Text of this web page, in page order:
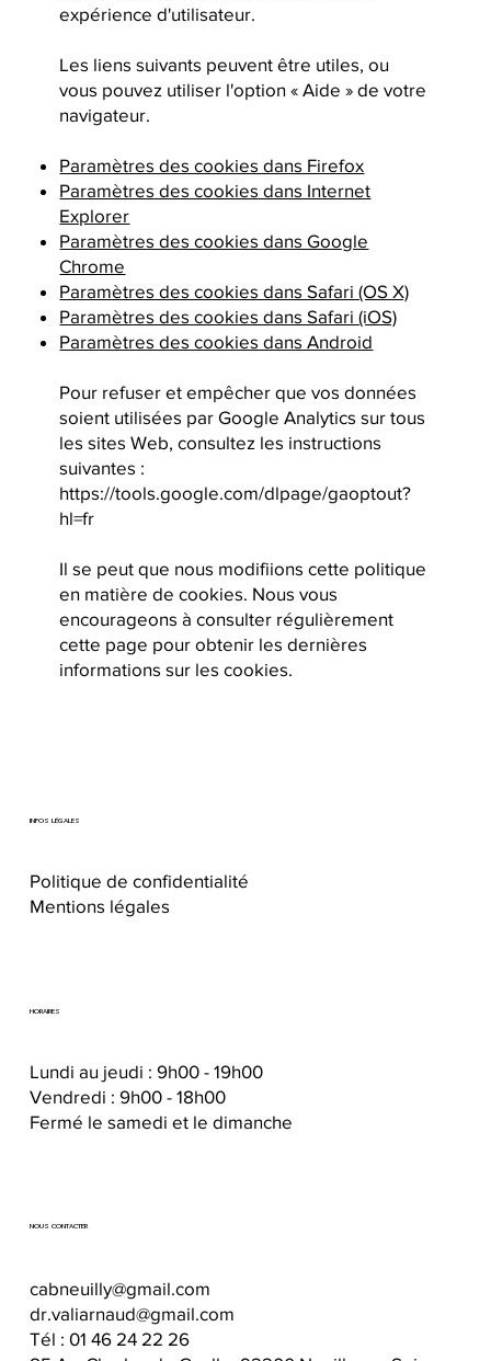
expérience d'utilisateur.
Les liens suivants peuvent être utiles, ou
vous pouvez utiliser l'option « Aide » de votre
navigateur.
Paramètres des cookies dans Firefox
Paramètres des cookies dans Internet
Explorer
Paramètres des cookies dans Google
Chrome
Paramètres des cookies dans Safari (OS X)
Paramètres des cookies dans Safari (iOS)
Paramètres des cookies dans Android
Pour refuser et empêcher que vos données
soient utilisées par Google Analytics sur tous
les sites Web, consultez les instructions
suivantes :
https://tools.google.com/dlpage/gaoptout?
hl=fr
Il se peut que nous modifiions cette politique
en matière de cookies. Nous vous
encourageons à consulter régulièrement
cette page pour obtenir les dernières
informations sur les cookies.
INFOS LÉGALES
Politique de confidentialité
Mentions légales
HORAIRES
Lundi au jeudi : 9h00 - 19h00
Vendredi : 9h00 - 18h00
Fermé le samedi et le dimanche
NOUS CONTACTER
cabneuilly@gmail.com
dr.valiarnaud@gmail.com
Tél : 01 46 24 22 26